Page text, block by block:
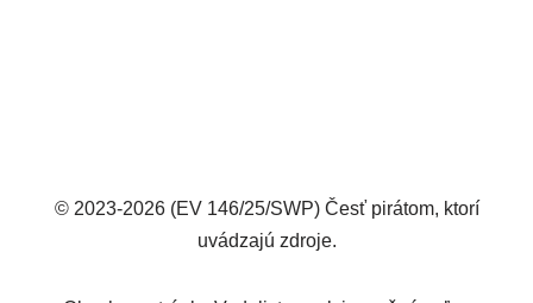
© 2023-2026 (EV 146/25/SWP) Česť pirátom, ktorí
uvádzajú zdroje.